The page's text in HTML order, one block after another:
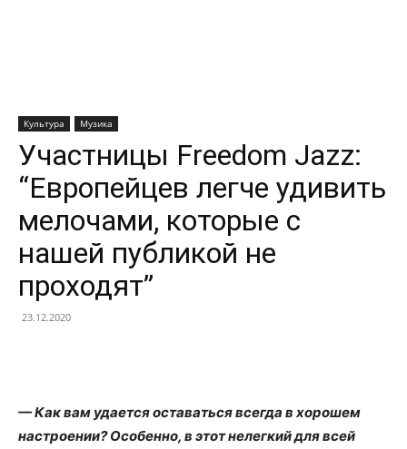
Культура Музика
Участницы Freedom Jazz:
“Европейцев легче удивить
мелочами, которые с
нашей публикой не
проходят”
23.12.2020
— Как вам удается оставаться всегда в хорошем
настроении? Особенно, в этот нелегкий для всей